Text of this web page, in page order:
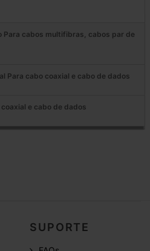
Para cabos multifibras, cabos par de
Para cabo coaxial e cabo de dados
e cabo de dados
SUPORTE